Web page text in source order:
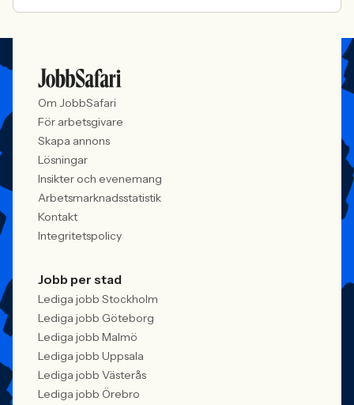
Om JobbSafari
För arbetsgivare
Skapa annons
Lösningar
Insikter och evenemang
Arbetsmarknadsstatistik
Kontakt
Integritetspolicy
Jobb per stad
Lediga jobb Stockholm
Lediga jobb Göteborg
Lediga jobb Malmö
Lediga jobb Uppsala
Lediga jobb Västerås
Lediga jobb Örebro